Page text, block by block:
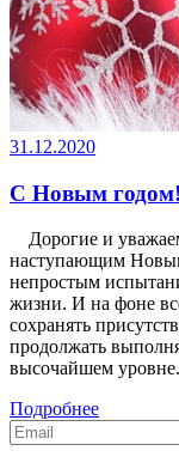
31.12.2020
С Новым годом!
Дорогие и
наступающим
непростым
жизни. И на фоне
сохранять
продолжать
высочайшем
Подробнее